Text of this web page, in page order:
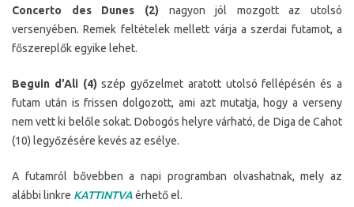
Concerto des Dunes (2) nagyon jól mozgott az utolsó
versenyében. Remek feltételek mellett várja a szerdai futamot, a
főszereplők egyike lehet.
Beguin d’Ali (4) szép győzelmet aratott utolsó fellépésén és a
futam után is frissen dolgozott, ami azt mutatja, hogy a verseny
nem vett ki belőle sokat. Dobogós helyre várható, de Diga de Cahot
(10) legyőzésére kevés az esélye.
A futamról bővebben a napi programban olvashatnak, mely az
alábbi linkre KATTINTVAérhető el.